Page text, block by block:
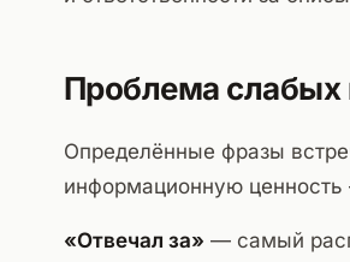
Проблема слабых
Определённые фразы
информационную
«Отвечал за» — самый